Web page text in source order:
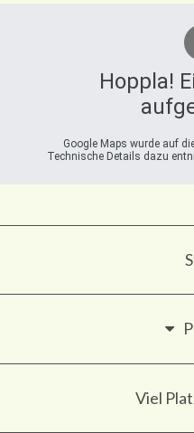
Hoppla!
Google Maps wurde auf
Technische Details dazu
Viel